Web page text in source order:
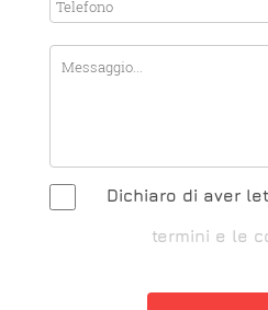
Dichiaro di aver
termini e le